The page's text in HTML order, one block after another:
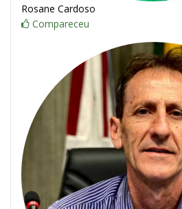
Rosane Cardoso
Compareceu